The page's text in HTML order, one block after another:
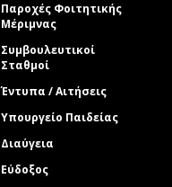
Παροχές Φοιτητικής
Μέριμνας
Συμβουλευτικοί
Σταθμοί
Έντυπα / Αιτήσεις
Υπουργείο Παιδείας
Διαύγεια
Εύδοξος